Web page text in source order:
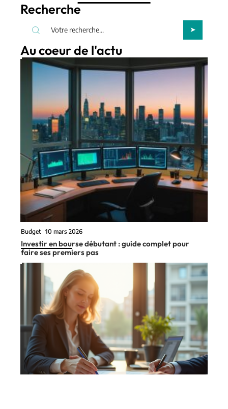
Recherche
Au coeur de l'actu
Budget 10 mars 2026
Investir en bourse débutant : guide complet pour
faire ses premiers pas